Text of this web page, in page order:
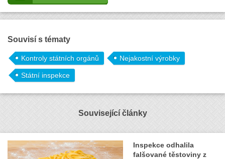
Souvisí s tématy
Kontroly státních orgánů Nejakostní výrobky
Státní inspekce
Související články
Inspekce odhalila
falšované těstoviny z